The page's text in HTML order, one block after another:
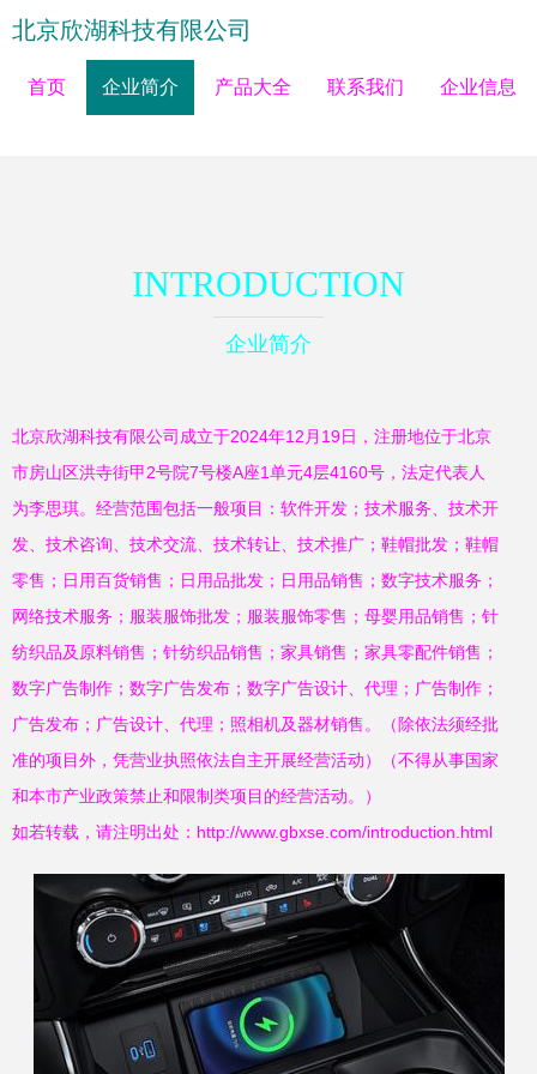
北京欣湖科技有限公司
首页 企业简介 产品大全 联系我们 企业信息
INTRODUCTION
企业简介
北京欣湖科技有限公司成立于2024年12月19日，注册地位于北京
市房山区洪寺街甲2号院7号楼A座1单元4层4160号，法定代表人
为李思琪。经营范围包括一般项目：软件开发；技术服务、技术开
发、技术咨询、技术交流、技术转让、技术推广；鞋帽批发；鞋帽
零售；日用百货销售；日用品批发；日用品销售；数字技术服务；
网络技术服务；服装服饰批发；服装服饰零售；母婴用品销售；针
纺织品及原料销售；针纺织品销售；家具销售；家具零配件销售；
数字广告制作；数字广告发布；数字广告设计、代理；广告制作；
广告发布；广告设计、代理；照相机及器材销售。（除依法须经批
准的项目外，凭营业执照依法自主开展经营活动）（不得从事国家
和本市产业政策禁止和限制类项目的经营活动。）
如若转载，请注明出处：http://www.gbxse.com/introduction.html